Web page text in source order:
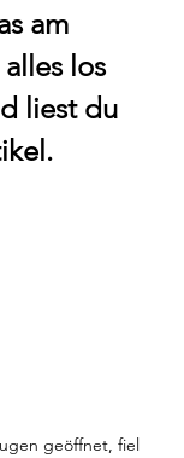
am
los
liest du
geöffnet, fiel